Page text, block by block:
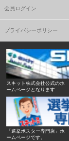
会員ログイン
プライバシーポリシー
スキット株式会社公式のホ
ームページとなります
「選挙ポスター専門店」ホ
ームページです。